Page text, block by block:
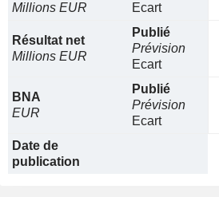
Millions EUR
Ecart
Résultat net
Millions EUR
Publié
Prévision
Ecart
BNA
EUR
Publié
Prévision
Ecart
Date de
publication